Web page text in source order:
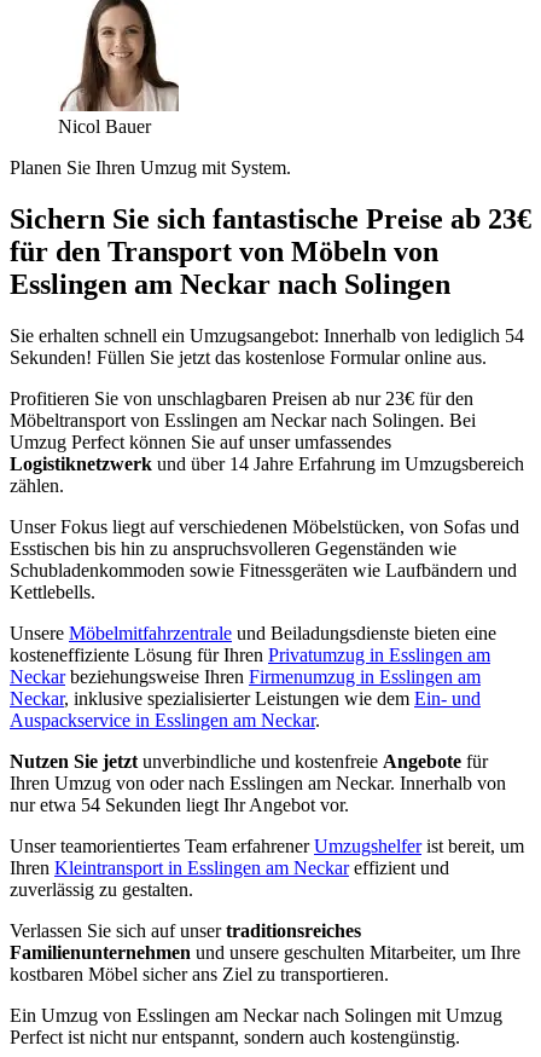
Nicol Bauer
Planen Sie Ihren Umzug mit System.
Sichern Sie sich fantastische Preise ab 23€
für den Transport von Möbeln von
Esslingen am Neckar nach Solingen
Sie erhalten schnell ein Umzugsangebot: Innerhalb von lediglich 54
Sekunden! Füllen Sie jetzt das kostenlose Formular online aus.
Profitieren Sie von unschlagbaren Preisen ab nur 23€ für den
Möbeltransport von Esslingen am Neckar nach Solingen. Bei
Umzug Perfect können Sie auf unser umfassendes
Logistiknetzwerk und über 14 Jahre Erfahrung im Umzugsbereich
zählen.
Unser Fokus liegt auf verschiedenen Möbelstücken, von Sofas und
Esstischen bis hin zu anspruchsvolleren Gegenständen wie
Schubladenkommoden sowie Fitnessgeräten wie Laufbändern und
Kettlebells.
Unsere Möbelmitfahrzentrale und Beiladungsdienste bieten eine
kosteneffiziente Lösung für Ihren Privatumzug in Esslingen am
Neckarbeziehungsweise Ihren Firmenumzug in Esslingen am
Neckar, inklusive spezialisierter Leistungen wie dem Ein- und
Auspackservice in Esslingen am Neckar.
Nutzen Sie jetzt unverbindliche und kostenfreie Angebote für
Ihren Umzug von oder nach Esslingen am Neckar. Innerhalb von
nur etwa 54 Sekunden liegt Ihr Angebot vor.
Unser teamorientiertes Team erfahrenerUmzugshelferist bereit, um
Ihren Kleintransport in Esslingen am Neckareffizient und
zuverlässig zu gestalten.
Verlassen Sie sich auf unsertraditionsreiches
Familienunternehmen und unsere geschulten Mitarbeiter, um Ihre
kostbaren Möbel sicher ans Ziel zu transportieren.
Ein Umzug von Esslingen am Neckar nach Solingen mit Umzug
Perfect ist nicht nur entspannt, sondern auch kostengünstig.